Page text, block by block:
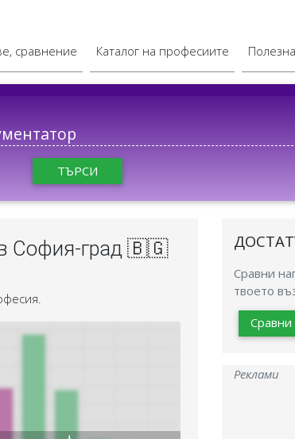
сравнение Каталог на професиите
ТЪРСИ
в София-град 🇧🇬
Сравни
твоето
Сравни
Реклами